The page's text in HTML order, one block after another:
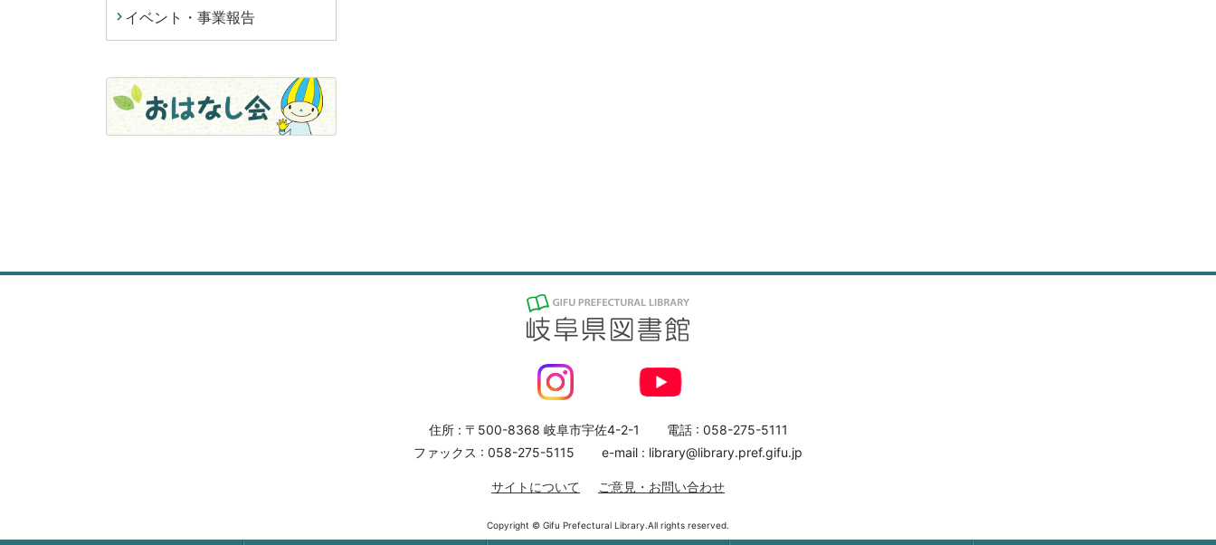
イベント・事業報告
住所 : 〒500-8368 岐阜市宇佐4-2-1
電話 : 058-275-5111
ファックス : 058-275-5115
e-mail : library@library.pref.gifu.jp
サイトについて ご意見・お問い合わせ
Copyright © Gifu Prefectural Library.All rights reserved.